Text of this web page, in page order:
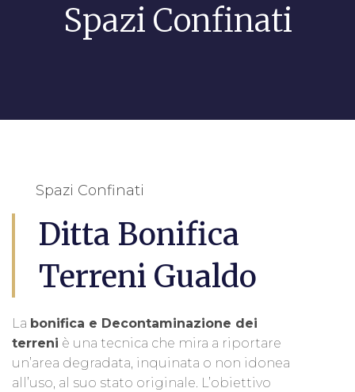
Spazi Confinati
Spazi Confinati
Ditta Bonifica
Terreni Gualdo
La bonifica e Decontaminazione dei
terreni è una tecnica che mira a riportare
un’area degradata, inquinata o non idonea
all’uso, al suo stato originale. L’obiettivo